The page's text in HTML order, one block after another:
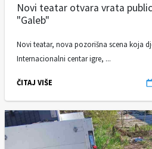
Novi teatar otvara vrata
"Galeb"
Novi teatar, nova pozorišna scena koja
Internacionalni centar igre, ...
ČITAJ VIŠE